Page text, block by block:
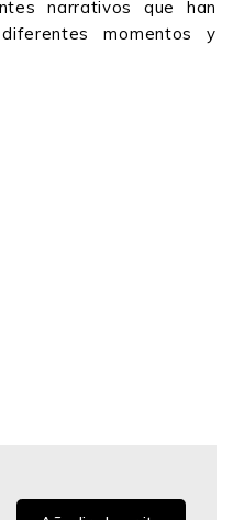
narrativos que han
momentos y